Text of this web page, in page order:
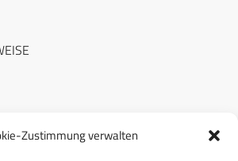
Zustimmung verwalten